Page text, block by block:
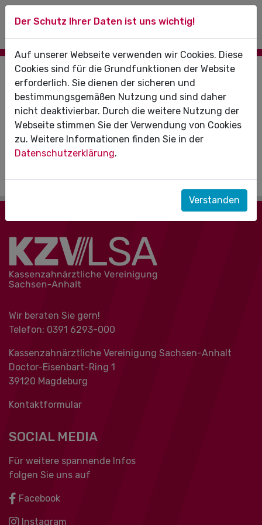
Um diese Funktion nutzen zu können, melden Sie
sich bitte zunächst mit Ihrem eHBA oder über die
2-Faktor-Authentifizierung (2FA) an.
Anmeldung mit eHBA
Anmeldung mittels 2FA
Wir beraten Sie gern!
Telefon: 0391 ‍6293-000
Kassenzahnärztliche Vereinigung Sachsen-Anhalt
Doctor-Eisenbart-Ring 1
39120 Magdeburg
Kontaktformular
SOCIAL MEDIA
Für weitere spannende Infos
folgen Sie uns auf
Facebook
Instagram
Der Schutz Ihrer Daten ist uns wichtig!
Auf unserer Webseite verwenden wir Cookies. Diese
Cookies sind für die Grundfunktionen der Website
erforderlich. Sie dienen der sicheren und
bestimmungsgemäßen Nutzung und sind daher
nicht deaktivierbar. Durch die weitere Nutzung der
Webseite stimmen Sie der Verwendung von Cookies
zu. Weitere Informationen finden Sie in der
Datenschutzerklärung.
Verstanden